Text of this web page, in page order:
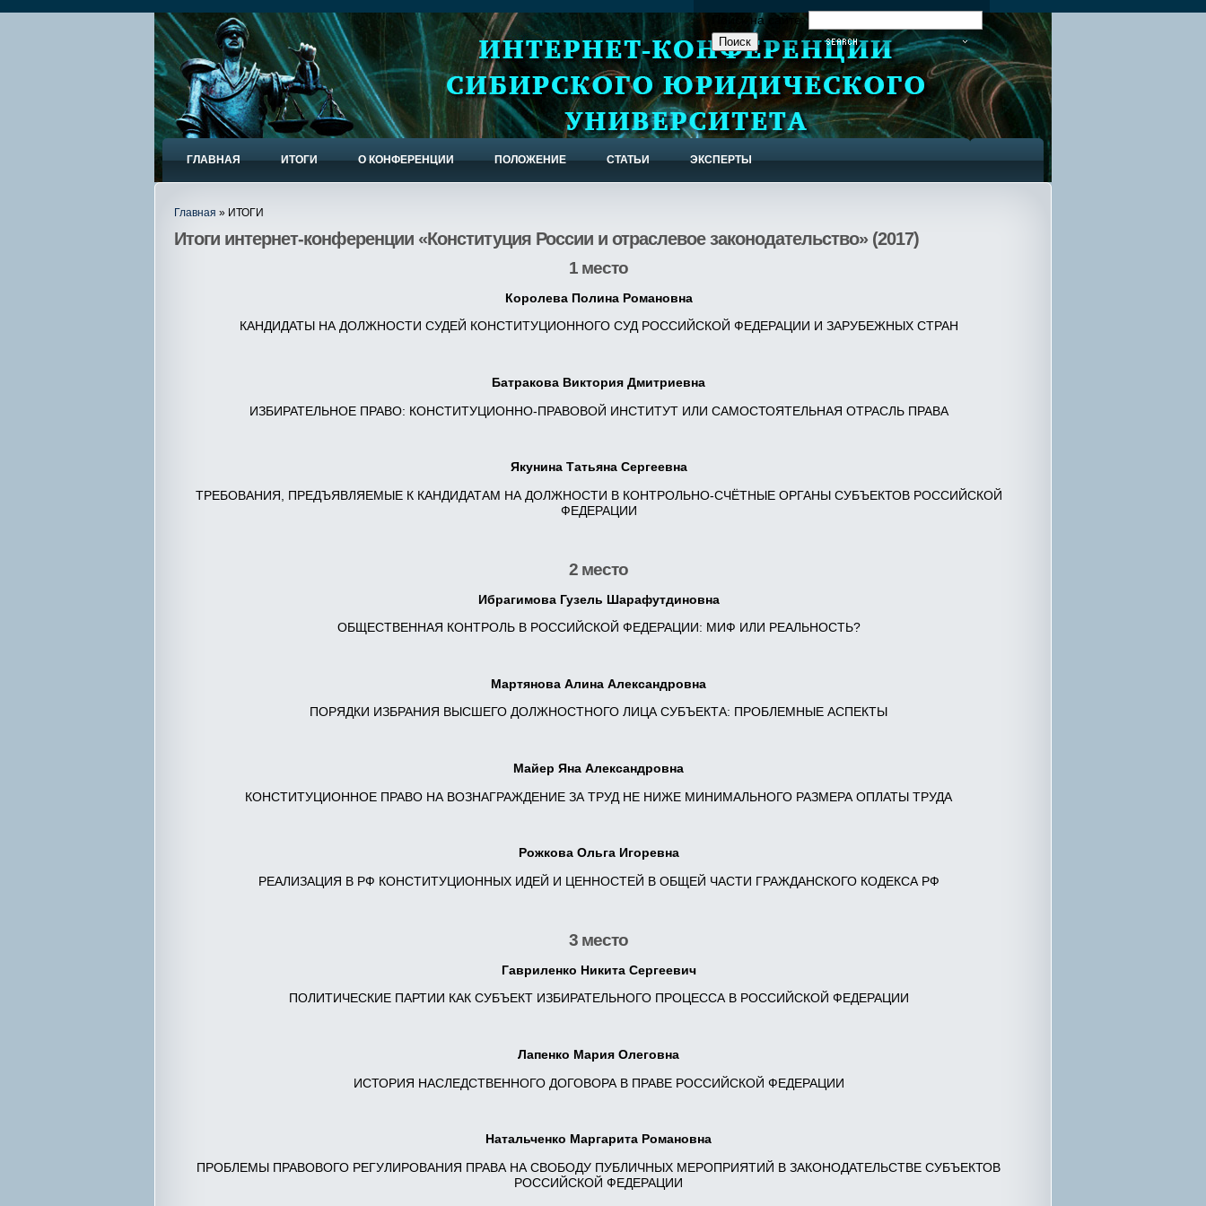
Поиск на сайте:
ГЛАВНАЯ ИТОГИ О КОНФЕРЕНЦИИ ПОЛОЖЕНИЕ СТАТЬИ ЭКСПЕРТЫ
Главная » ИТОГИ
Итоги интернет-конференции «Конституция России и отраслевое законодательство» (2017)
1 место
Королева Полина Романовна
КАНДИДАТЫ НА ДОЛЖНОСТИ СУДЕЙ КОНСТИТУЦИОННОГО СУД РОССИЙСКОЙ ФЕДЕРАЦИИ И ЗАРУБЕЖНЫХ СТРАН
Батракова Виктория Дмитриевна
ИЗБИРАТЕЛЬНОЕ ПРАВО: КОНСТИТУЦИОННО-ПРАВОВОЙ ИНСТИТУТ ИЛИ САМОСТОЯТЕЛЬНАЯ ОТРАСЛЬ ПРАВА
Якунина Татьяна Сергеевна
ТРЕБОВАНИЯ, ПРЕДЪЯВЛЯЕМЫЕ К КАНДИДАТАМ НА ДОЛЖНОСТИ В КОНТРОЛЬНО-СЧЁТНЫЕ ОРГАНЫ СУБЪЕКТОВ РОССИЙСКОЙ
ФЕДЕРАЦИИ
2 место
Ибрагимова Гузель Шарафутдиновна
ОБЩЕСТВЕННАЯ КОНТРОЛЬ В РОССИЙСКОЙ ФЕДЕРАЦИИ: МИФ ИЛИ РЕАЛЬНОСТЬ?
Мартянова Алина Александровна
ПОРЯДКИ ИЗБРАНИЯ ВЫСШЕГО ДОЛЖНОСТНОГО ЛИЦА СУБЪЕКТА: ПРОБЛЕМНЫЕ АСПЕКТЫ
Майер Яна Александровна
КОНСТИТУЦИОННОЕ ПРАВО НА ВОЗНАГРАЖДЕНИЕ ЗА ТРУД НЕ НИЖЕ МИНИМАЛЬНОГО РАЗМЕРА ОПЛАТЫ ТРУДА
Рожкова Ольга Игоревна
РЕАЛИЗАЦИЯ В РФ КОНСТИТУЦИОННЫХ ИДЕЙ И ЦЕННОСТЕЙ В ОБЩЕЙ ЧАСТИ ГРАЖДАНСКОГО КОДЕКСА РФ
3 место
Гавриленко Никита Сергеевич
ПОЛИТИЧЕСКИЕ ПАРТИИ КАК СУБЪЕКТ ИЗБИРАТЕЛЬНОГО ПРОЦЕССА В РОССИЙСКОЙ ФЕДЕРАЦИИ
Лапенко Мария Олеговна
ИСТОРИЯ НАСЛЕДСТВЕННОГО ДОГОВОРА В ПРАВЕ РОССИЙСКОЙ ФЕДЕРАЦИИ
Натальченко Маргарита Романовна
ПРОБЛЕМЫ ПРАВОВОГО РЕГУЛИРОВАНИЯ ПРАВА НА СВОБОДУ ПУБЛИЧНЫХ МЕРОПРИЯТИЙ В ЗАКОНОДАТЕЛЬСТВЕ СУБЪЕКТОВ
РОССИЙСКОЙ ФЕДЕРАЦИИ